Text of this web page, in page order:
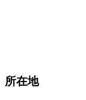
所在地